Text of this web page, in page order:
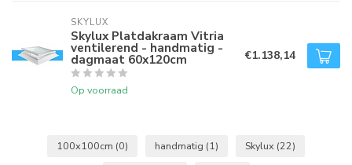
SKYLUX
Skylux Platdakraam Vitria
ventilerend - handmatig -
dagmaat 60x120cm
Op voorraad
€1.138,14
100x100cm (0) handmatig (1) Skylux (22)